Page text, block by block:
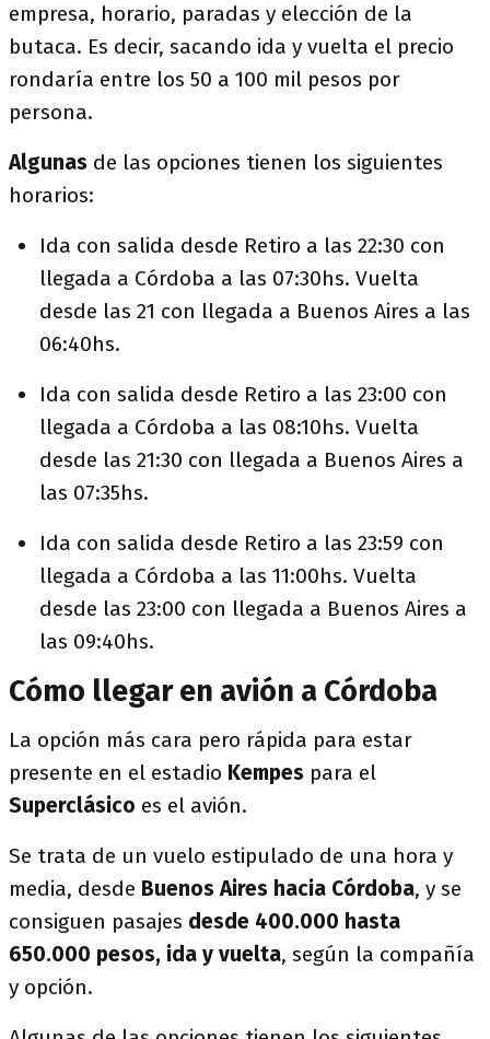
empresa, horario, paradas y elección de la
butaca. Es decir, sacando ida y vuelta el precio
rondaría entre los 50 a 100 mil pesos por
persona.
Algunas de las opciones tienen los siguientes
horarios:
Ida con salida desde Retiro a las 22:30 con
llegada a Córdoba a las 07:30hs. Vuelta
desde las 21 con llegada a Buenos Aires a las
06:40hs.
Ida con salida desde Retiro a las 23:00 con
llegada a Córdoba a las 08:10hs. Vuelta
desde las 21:30 con llegada a Buenos Aires a
las 07:35hs.
Ida con salida desde Retiro a las 23:59 con
llegada a Córdoba a las 11:00hs. Vuelta
desde las 23:00 con llegada a Buenos Aires a
las 09:40hs.
Cómo llegar en avión a Córdoba
La opción más cara pero rápida para estar
presente en el estadio Kempes para el
Superclásico es el avión.
Se trata de un vuelo estipulado de una hora y
media, desde Buenos Aires hacia Córdoba, y se
consiguen pasajes desde 400.000 hasta
650.000 pesos, ida y vuelta, según la compañía
y opción.